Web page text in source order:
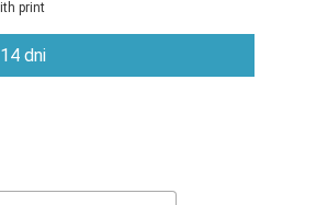
print
dni